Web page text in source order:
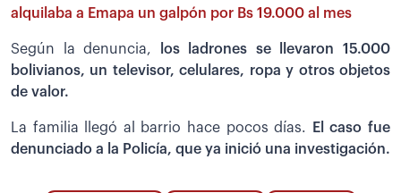
alquilaba a Emapa un galpón por Bs 19.000 al mes
Según la denuncia, los ladrones se llevaron 15.000
bolivianos, un televisor, celulares, ropa y otros objetos
de valor.
La familia llegó al barrio hace pocos días.
El caso fue
denunciado a la Policía, que ya inició una investigación.